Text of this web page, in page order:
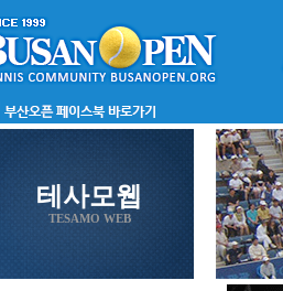
테사모웹
TESAMO WEB